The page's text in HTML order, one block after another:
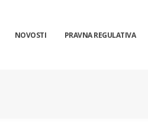
NOVOSTI PRAVNA REGULATIVA